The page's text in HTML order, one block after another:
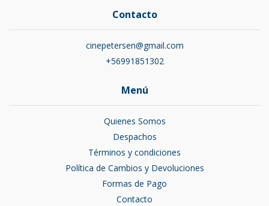
Contacto
cinepetersen@gmail.com
+56991851302
Menú
Quienes Somos
Despachos
Términos y condiciones
Política de Cambios y Devoluciones
Formas de Pago
Contacto